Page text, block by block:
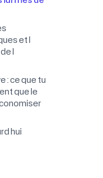
et l
l
: ce que tu
que le
hui